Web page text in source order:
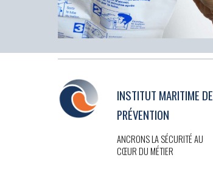
INSTITUT MARITIME DE
PRÉVENTION
ANCRONS LA SÉCURITÉ AU
CŒUR DU MÉTIER